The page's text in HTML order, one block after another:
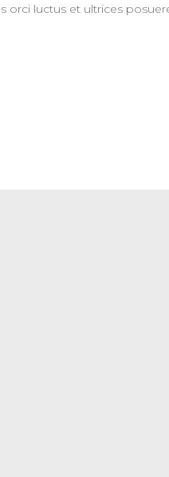
orci luctus et ultrices